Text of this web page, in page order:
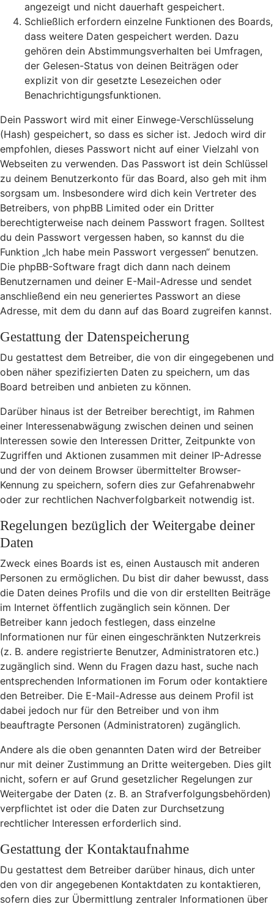
angezeigt und nicht dauerhaft gespeichert.
Schließlich erfordern einzelne Funktionen des Boards,
dass weitere Daten gespeichert werden. Dazu
gehören dein Abstimmungsverhalten bei Umfragen,
der Gelesen-Status von deinen Beiträgen oder
explizit von dir gesetzte Lesezeichen oder
Benachrichtigungsfunktionen.
Dein Passwort wird mit einer Einwege-Verschlüsselung
(Hash) gespeichert, so dass es sicher ist. Jedoch wird dir
empfohlen, dieses Passwort nicht auf einer Vielzahl von
Webseiten zu verwenden. Das Passwort ist dein Schlüssel
zu deinem Benutzerkonto für das Board, also geh mit ihm
sorgsam um. Insbesondere wird dich kein Vertreter des
Betreibers, von phpBB Limited oder ein Dritter
berechtigterweise nach deinem Passwort fragen. Solltest
du dein Passwort vergessen haben, so kannst du die
Funktion „Ich habe mein Passwort vergessen“ benutzen.
Die phpBB-Software fragt dich dann nach deinem
Benutzernamen und deiner E-Mail-Adresse und sendet
anschließend ein neu generiertes Passwort an diese
Adresse, mit dem du dann auf das Board zugreifen kannst.
Gestattung der Datenspeicherung
Du gestattest dem Betreiber, die von dir eingegebenen und
oben näher spezifizierten Daten zu speichern, um das
Board betreiben und anbieten zu können.
Darüber hinaus ist der Betreiber berechtigt, im Rahmen
einer Interessenabwägung zwischen deinen und seinen
Interessen sowie den Interessen Dritter, Zeitpunkte von
Zugriffen und Aktionen zusammen mit deiner IP-Adresse
und der von deinem Browser übermittelter Browser-
Kennung zu speichern, sofern dies zur Gefahrenabwehr
oder zur rechtlichen Nachverfolgbarkeit notwendig ist.
Regelungen bezüglich der Weitergabe deiner
Daten
Zweck eines Boards ist es, einen Austausch mit anderen
Personen zu ermöglichen. Du bist dir daher bewusst, dass
die Daten deines Profils und die von dir erstellten Beiträge
im Internet öffentlich zugänglich sein können. Der
Betreiber kann jedoch festlegen, dass einzelne
Informationen nur für einen eingeschränkten Nutzerkreis
(z. B. andere registrierte Benutzer, Administratoren etc.)
zugänglich sind. Wenn du Fragen dazu hast, suche nach
entsprechenden Informationen im Forum oder kontaktiere
den Betreiber. Die E-Mail-Adresse aus deinem Profil ist
dabei jedoch nur für den Betreiber und von ihm
beauftragte Personen (Administratoren) zugänglich.
Andere als die oben genannten Daten wird der Betreiber
nur mit deiner Zustimmung an Dritte weitergeben. Dies gilt
nicht, sofern er auf Grund gesetzlicher Regelungen zur
Weitergabe der Daten (z. B. an Strafverfolgungsbehörden)
verpflichtet ist oder die Daten zur Durchsetzung
rechtlicher Interessen erforderlich sind.
Gestattung der Kontaktaufnahme
Du gestattest dem Betreiber darüber hinaus, dich unter
den von dir angegebenen Kontaktdaten zu kontaktieren,
sofern dies zur Übermittlung zentraler Informationen über